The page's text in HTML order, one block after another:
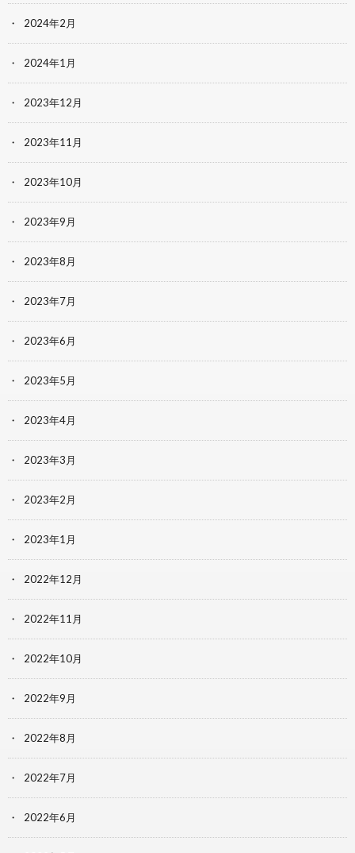
2024年2月
2024年1月
2023年12月
2023年11月
2023年10月
2023年9月
2023年8月
2023年7月
2023年6月
2023年5月
2023年4月
2023年3月
2023年2月
2023年1月
2022年12月
2022年11月
2022年10月
2022年9月
2022年8月
2022年7月
2022年6月